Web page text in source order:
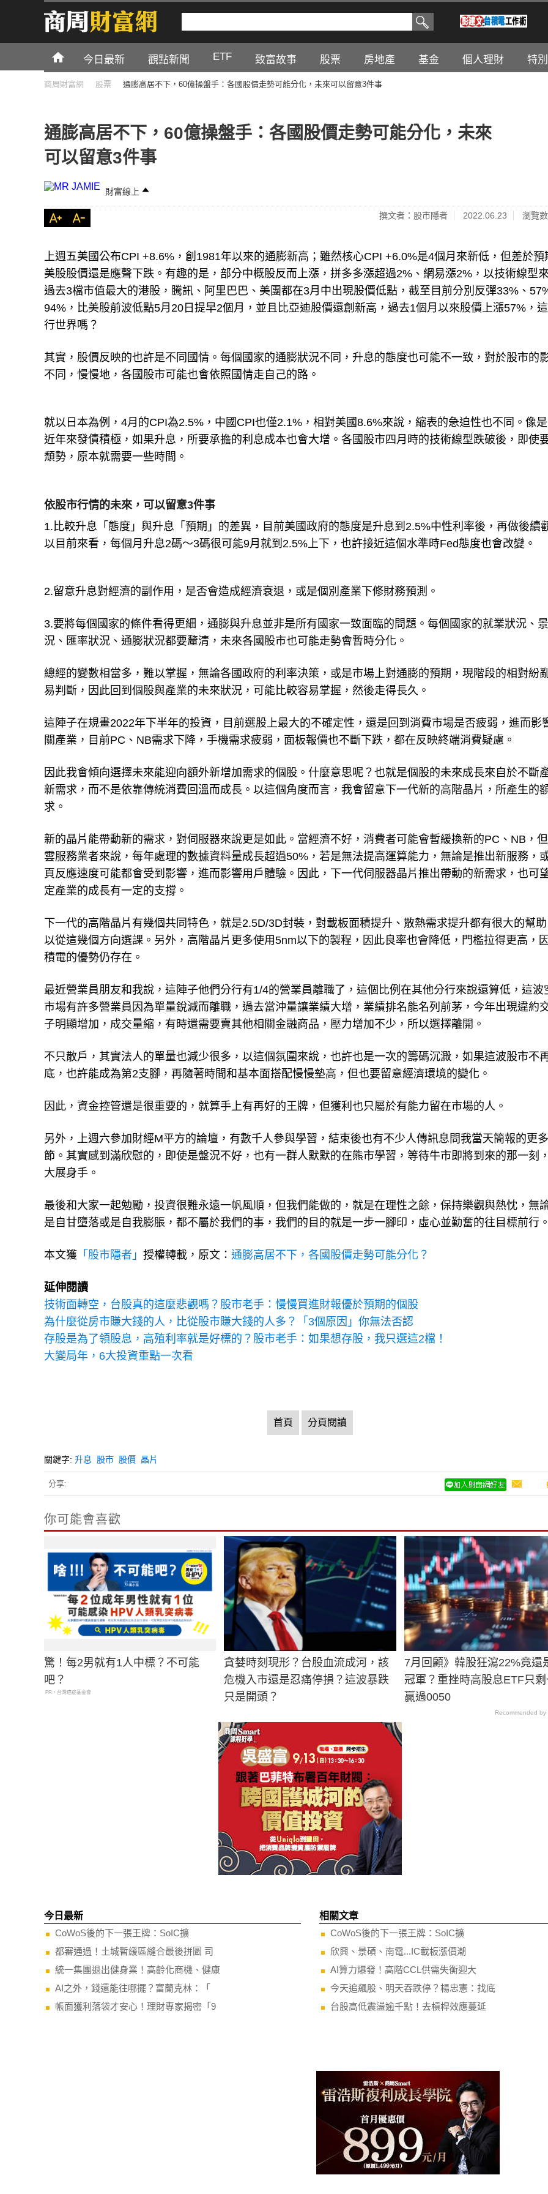
今日最新 觀點新聞 ETF 致富故事 股票 房地產 基金 個人理財 特
商周財富網 股票 通膨高居不下，60億操盤手：各國股價走勢可能分化，未來可以留意3件事
通膨高居不下，60億操盤手：各國股價走勢可能分化，未來
可以留意3件事
財富線上
撰文者：股市隱者 2022.06.23 瀏覽
上週五美國公布CPI +8.6%，創1981年以來的通膨新高；雖然核心CPI +6.0%是4個月來新低，但差於預
美股股價還是應聲下跌。有趣的是，部分中概股反而上漲，拼多多漲超過2%、網易漲2%，以技術線型
過去3檔市值最大的港股，騰訊、阿里巴巴、美團都在3月中出現股價低點，截至目前分別反彈33%、
94%，比美股前波低點5月20日提早2個月，並且比亞迪股價還創新高，過去1個月以來股價上漲57%，
行世界嗎？
其實，股價反映的也許是不同國情。每個國家的通膨狀況不同，升息的態度也可能不一致，對於股市的
不同，慢慢地，各國股市可能也會依照國情走自己的路。
就以日本為例，4月的CPI為2.5%，中國CPI也僅2.1%，相對美國8.6%來說，縮表的急迫性也不同。像
近年來發債積極，如果升息，所要承擔的利息成本也會大增。各國股市四月時的技術線型跌破後，即使
頹勢，原本就需要一些時間。
依股市行情的未來，可以留意3件事
1.比較升息「態度」與升息「預期」的差異，目前美國政府的態度是升息到2.5%中性利率後，再做後續
以目前來看，每個月升息2碼～3碼很可能9月就到2.5%上下，也許接近這個水準時Fed態度也會改變。
2.留意升息對經濟的副作用，是否會造成經濟衰退，或是個別產業下修財務預測。
3.要將每個國家的條件看得更細，通膨與升息並非是所有國家一致面臨的問題。每個國家的就業狀況、
況、匯率狀況、通膨狀況都要釐清，未來各國股市也可能走勢會暫時分化。
總經的變數相當多，難以掌握，無論各國政府的利率決策，或是市場上對通膨的預期，現階段的相對紛
易判斷，因此回到個股與產業的未來狀況，可能比較容易掌握，然後走得長久。
這陣子在規畫2022年下半年的投資，目前選股上最大的不確定性，還是回到消費市場是否疲弱，進而影
關產業，目前PC、NB需求下降，手機需求疲弱，面板報價也不斷下跌，都在反映終端消費疑慮。
因此我會傾向選擇未來能迎向額外新增加需求的個股。什麼意思呢？也就是個股的未來成長來自於不斷
新需求，而不是依靠傳統消費回溫而成長。以這個角度而言，我會留意下一代新的高階晶片，所產生的
求。
新的晶片能帶動新的需求，對伺服器來說更是如此。當經濟不好，消費者可能會暫緩換新的PC、NB，
雲服務業者來說，每年處理的數據資料量成長超過50%，若是無法提高運算能力，無論是推出新服務，
頁反應速度可能都會受到影響，進而影響用戶體驗。因此，下一代伺服器晶片推出帶動的新需求，也可
定產業的成長有一定的支撐。
下一代的高階晶片有幾個共同特色，就是2.5D/3D封裝，對載板面積提升、散熱需求提升都有很大的幫
以從這幾個方向選課。另外，高階晶片更多使用5nm以下的製程，因此良率也會降低，門檻拉得更高，
積電的優勢仍存在。
最近營業員朋友和我說，這陣子他們分行有1/4的營業員離職了，這個比例在其他分行來說還算低，這波
市場有許多營業員因為單量銳減而離職，過去當沖量讓業績大增，業績排名能名列前茅，今年出現違約
子明顯增加，成交量縮，有時還需要賣其他相關金融商品，壓力增加不少，所以選擇離開。
不只散戶，其實法人的單量也減少很多，以這個氛圍來說，也許也是一次的籌碼沉澱，如果這波股市不
底，也許能成為第2支腳，再隨著時間和基本面搭配慢慢墊高，但也要留意經濟環境的變化。
因此，資金控管還是很重要的，就算手上有再好的王牌，但獲利也只屬於有能力留在市場的人。
另外，上週六參加財經M平方的論壇，有數千人參與學習，結束後也有不少人傳訊息問我當天簡報的更
節。其實感到滿欣慰的，即使是盤況不好，也有一群人默默的在熊市學習，等待牛市即將到來的那一刻
大展身手。
最後和大家一起勉勵，投資很難永遠一帆風順，但我們能做的，就是在理性之餘，保持樂觀與熱忱，無
是自甘墮落或是自我膨脹，都不屬於我們的事，我們的目的就是一步一腳印，虛心並勤奮的往目標前行
本文獲 「股市隱者」 授權轉載，原文： 通膨高居不下，各國股價走勢可能分化？
延伸閱讀
技術面轉空，台股真的這麼悲觀嗎？股市老手：慢慢買進財報優於預期的個股
為什麼從房市賺大錢的人，比從股市賺大錢的人多？「3個原因」你無法否認
存股是為了領股息，高殖利率就是好標的？股市老手：如果想存股，我只選這2檔！
大變局年，6大投資重點一次看
首頁 分頁閱讀
關鍵字: 升息 股市 股價 晶片
分享:
你可能會喜歡
驚！每2男就有1人中標？不可能
吧？
PR・台灣癌症基金會
貪婪時刻現形？台股血流成河，該
危機入市還是忍痛停損？這波暴跌
只是開頭？
7月回顧》韓股狂瀉22%竟還
冠軍？重挫時高股息ETF只
贏過0050
Recommended by
今日最新
CoWoS後的下一張王牌：SoIC擴
都審通過！土城暫緩區縫合最後拼圖 司
統一集團退出健身業！高齡化商機、健康
AI之外，錢還能往哪擺？富蘭克林：「
帳面獲利落袋才安心！理財專家揭密「9
相關文章
CoWoS後的下一張王牌：SoIC擴
欣興、景碩、南電...IC載板漲價潮
AI算力爆發！高階CCL供需失衡迎大
今天追飆股、明天吞跌停？楊忠憲：找底
台股高低震盪逾千點！去槓桿效應蔓延